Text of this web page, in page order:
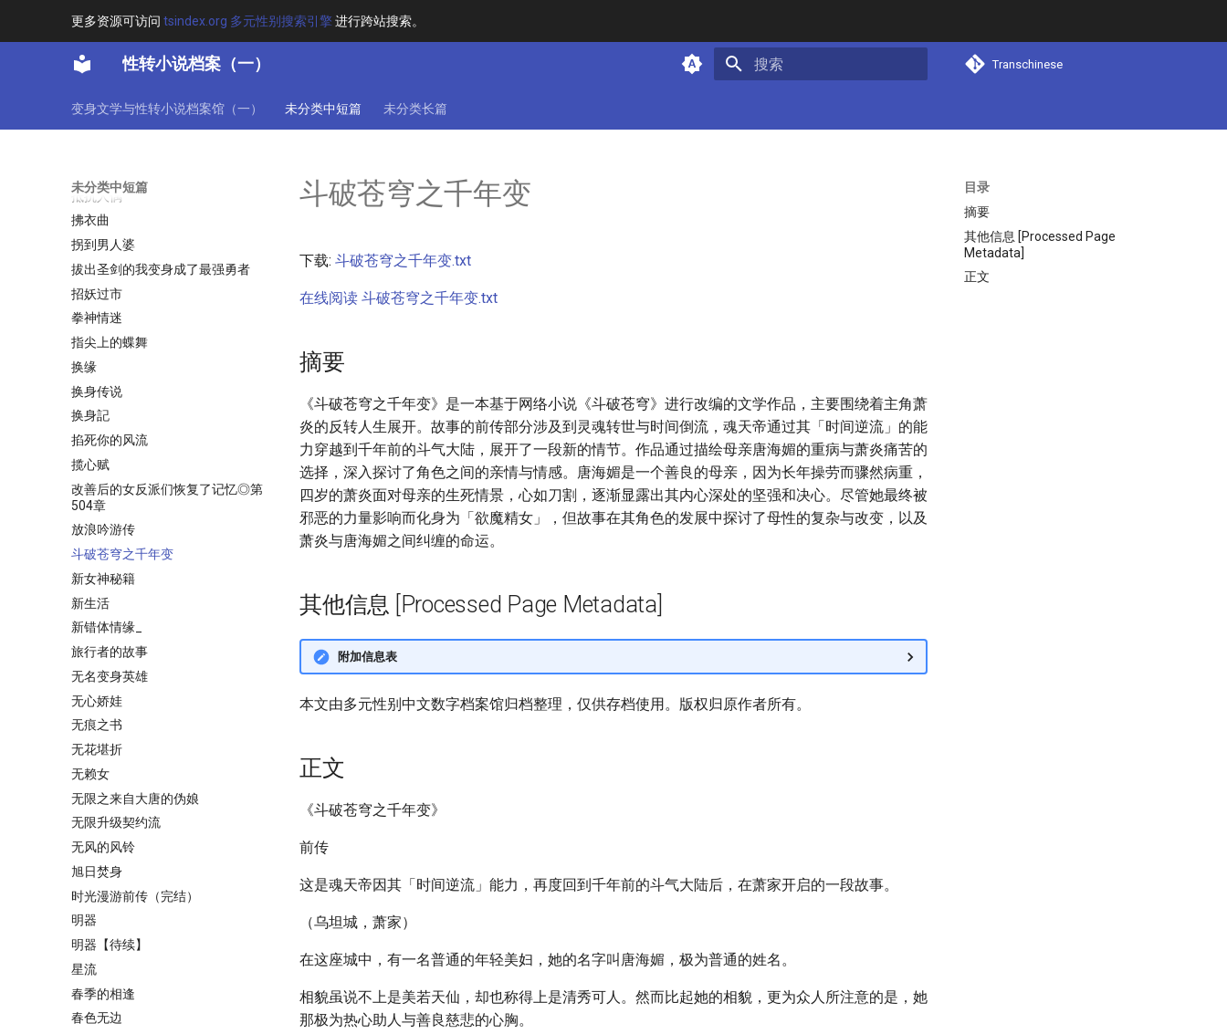
更多资源可访问 tsindex.org 多元性别搜索引擎进行跨站搜索。
性转小说档案（一） Transchinese
变身文学与性转小说档案馆（一） 未分类中短篇 未分类长篇
未分类中短篇
之路_tags_R_18,美脚,中文,露出,
开大车,扶她百合,人外,后宫,多
找与寻
抵抗人偶
拂衣曲
拐到男人婆
拔出圣剑的我变身成了最强勇者
招妖过市
拳神情迷
指尖上的蝶舞
换缘
换身传说
换身記
掐死你的风流
揽心赋
改善后的女反派们恢复了记忆◎第
504章
放浪吟游传
斗破苍穹之千年变
新女神秘籍
新生活
新错体情缘_
旅行者的故事
无名变身英雄
无心娇娃
无痕之书
无花堪折
无赖女
无限之来自大唐的伪娘
无限升级契约流
无风的风铃
旭日焚身
时光漫游前传（完结）
明器
明器【待续】
星流
春季的相逢
春色无边
目录
摘要
其他信息 [Processed Page
Metadata]
正文
斗破苍穹之千年变
下载: 斗破苍穹之千年变.txt
在线阅读 斗破苍穹之千年变.txt
摘要
《斗破苍穹之千年变》是一本基于网络小说《斗破苍穹》进行改编的文学作品，主要围绕着主角萧
炎的反转人生展开。故事的前传部分涉及到灵魂转世与时间倒流，魂天帝通过其「时间逆流」的能
力穿越到千年前的斗气大陆，展开了一段新的情节。作品通过描绘母亲唐海媚的重病与萧炎痛苦的
选择，深入探讨了角色之间的亲情与情感。唐海媚是一个善良的母亲，因为长年操劳而骤然病重，
四岁的萧炎面对母亲的生死情景，心如刀割，逐渐显露出其内心深处的坚强和决心。尽管她最终被
邪恶的力量影响而化身为「欲魔精女」，但故事在其角色的发展中探讨了母性的复杂与改变，以及
萧炎与唐海媚之间纠缠的命运。
其他信息 [Processed Page Metadata]
附加信息表
本文由多元性别中文数字档案馆归档整理，仅供存档使用。版权归原作者所有。
正文
《斗破苍穹之千年变》
前传
这是魂天帝因其「时间逆流」能力，再度回到千年前的斗气大陆后，在萧家开启的一段故事。
（乌坦城，萧家）
在这座城中，有一名普通的年轻美妇，她的名字叫唐海媚，极为普通的姓名。
相貌虽说不上是美若天仙，却也称得上是清秀可人。然而比起她的相貌，更为众人所注意的是，她
那极为热心助人与善良慈悲的心胸。